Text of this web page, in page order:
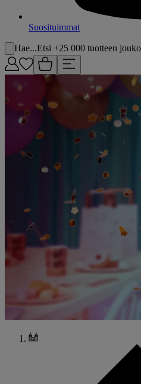
Suosituimmat
Hae...Etsi +25 000 tuotteen